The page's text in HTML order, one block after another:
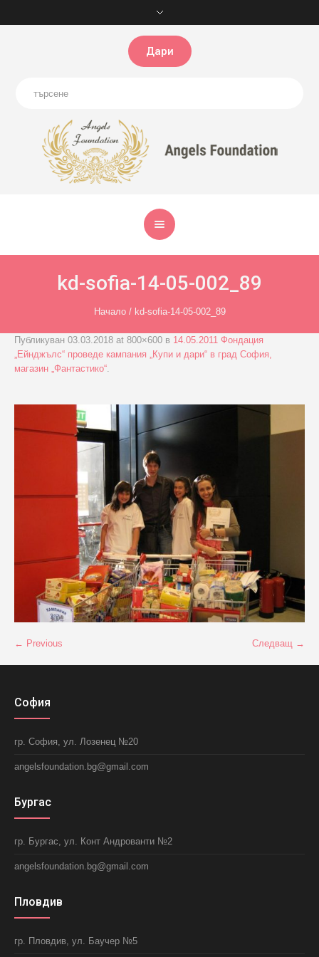
Дари
kd-sofia-14-05-002_89
Начало / kd-sofia-14-05-002_89
Публикуван 03.03.2018 at 800×600 в 14.05.2011 Фондация
„Ейнджълс“ проведе кампания „Купи и дари“ в град София,
магазин „Фантастико“.
← Previous Следващ →
София
гр. София, ул. Лозенец №20
angelsfoundation.bg@gmail.com
Бургас
гр. Бургас, ул. Конт Андрованти №2
angelsfoundation.bg@gmail.com
Пловдив
гр. Пловдив, ул. Баучер №5